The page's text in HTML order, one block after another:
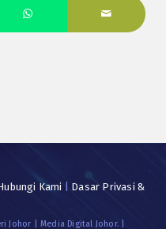
Kami
Dasar Privasi &
Johor | Media Digital Johor. |